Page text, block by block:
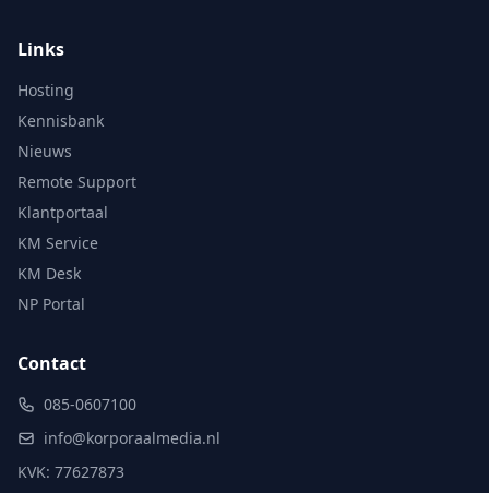
Links
Hosting
Kennisbank
Nieuws
Remote Support
Klantportaal
KM Service
KM Desk
NP Portal
Contact
085-0607100
info@korporaalmedia.nl
KVK: 77627873